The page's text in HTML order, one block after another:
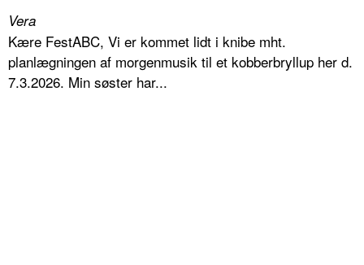
Vera
Kære FestABC, Vi er kommet lidt i knibe mht.
planlægningen af morgenmusik til et kobberbryllup her d.
7.3.2026. Min søster har...